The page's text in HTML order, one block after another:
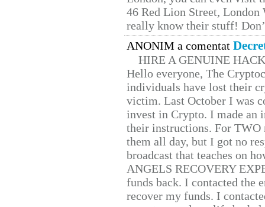
46 Red Lion Street, London
really know their stuff!
ANONIM a comentat
HIRE A GENUINE
Hello everyone, The
individuals have lost their
victim. Last October I was
invest in Crypto. I made
their instructions. For TWO
them all day, but I got no
broadcast that teaches on
ANGELS RECOVERY
funds back. I contacted the
recover my funds. I